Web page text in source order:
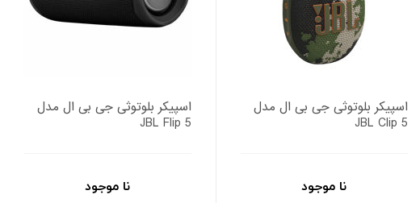
اسپیکر بلوتوثی جی بی ال مدل
JBL Clip 5
نا موجود
اسپیکر بلوتوثی جی بی ال مدل
JBL Flip 5
نا موجود